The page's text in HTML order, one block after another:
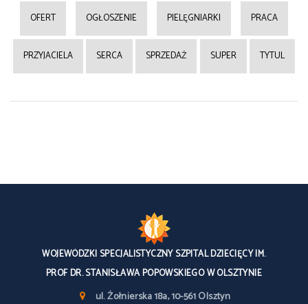
OFERT OGŁOSZENIE PIELĘGNIARKI PRACA
PRZYJACIELA SERCA SPRZEDAŻ SUPER TYTUL
WOJEWÓDZKI SPECJALISTYCZNY SZPITAL DZIECIĘCY IM.
PROF DR. STANISŁAWA POPOWSKIEGO W OLSZTYNIE
ul. Żołnierska 18a, 10-561 Olsztyn